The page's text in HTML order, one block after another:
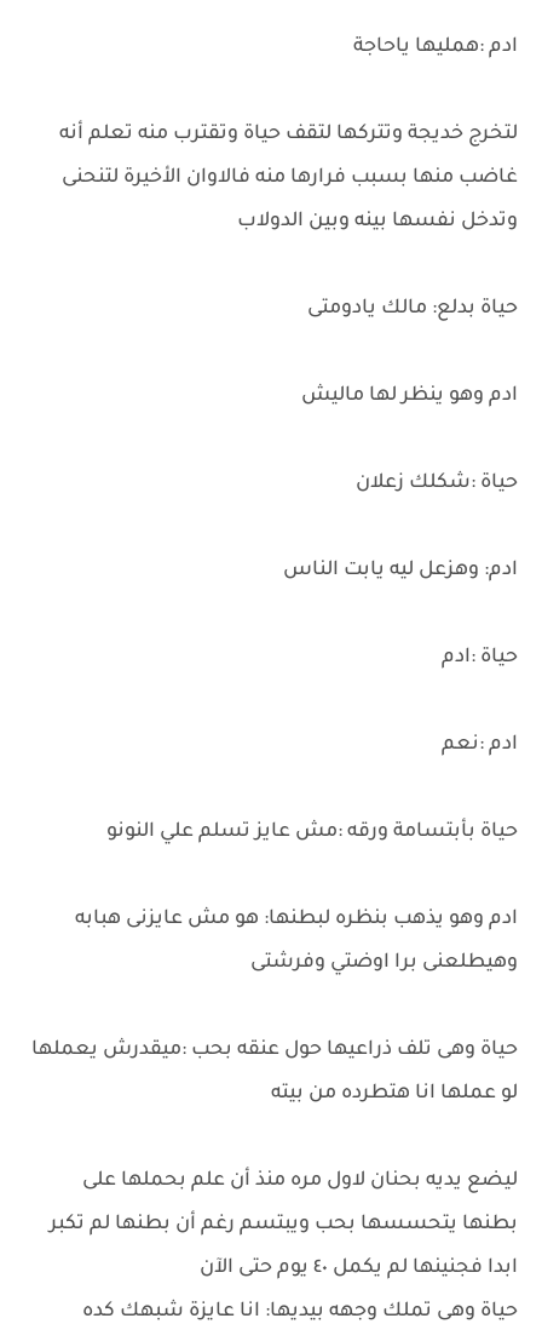
ادم :همليها ياحاجة
لتخرج خديجة وتتركها لتقف حياة وتقترب منه تعلم أنه
غاضب منها بسبب فرارها منه فالاوان الأخيرة لتنحنى
وتدخل نفسها بينه وبين الدولاب
حياة بدلع: مالك يادومتى
ادم وهو ينظر لها ماليش
حياة :شكلك زعلان
ادم: وهزعل ليه يابت الناس
حياة :ادم
ادم :نعم
حياة بأبتسامة ورقه :مش عايز تسلم علي النونو
ادم وهو يذهب بنظره لبطنها: هو مش عايزنى هبابه
وهيطلعنى برا اوضتي وفرشتى
حياة وهى تلف ذراعيها حول عنقه بحب :ميقدرش يعملها
لو عملها انا هتطرده من بيته
ليضع يديه بحنان لاول مره منذ أن علم بحملها على
بطنها يتحسسها بحب ويبتسم رغم أن بطنها لم تكبر
ابدا فجنينها لم يكمل ٤٠ يوم حتى الآن
حياة وهى تملك وجهه بيديها: انا عايزة شبهك كده